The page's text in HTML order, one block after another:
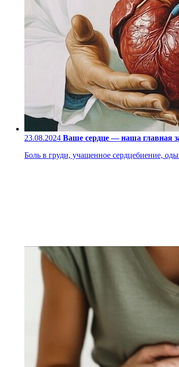
23.08.2024 Ваше сердце — наша главная
Боль в груди, учащенное сердцебиение,